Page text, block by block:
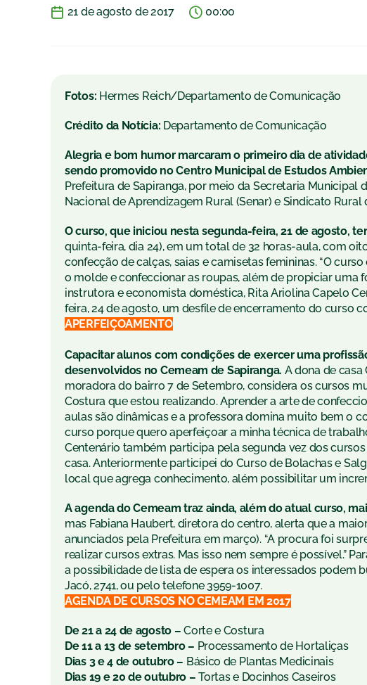
21 de agosto de 2017
00:00
Fotos: Hermes Reich/Departamento de Comunicação
Crédito da Notícia: Departamento de Comunicação
Alegria e bom humor marcaram o primeiro dia de
sendo promovido no Centro Municipal de Estudos
Prefeitura de Sapiranga, por meio da Secretaria Municipal
Nacional de Aprendizagem Rural (Senar) e Sindicato Rural
O curso, que iniciou nesta segunda-feira, 21 de agosto,
quinta-feira, dia 24), em um total de 32 horas-aula, com
confecção de calças, saias e camisetas femininas. “O
o molde e confeccionar as roupas, além de propiciar uma
instrutora e economista doméstica, Rita Ariolina Capelo
feira, 24 de agosto, um desfile de encerramento do curso
APERFEIÇOAMENTO
Capacitar alunos com condições de exercer uma
desenvolvidos no Cemeam de Sapiranga. A dona de casa
moradora do bairro 7 de Setembro, considera os cursos
Costura que estou realizando. Aprender a arte de
aulas são dinâmicas e a professora domina muito bem o
curso porque quero aperfeiçoar a minha técnica de
Centenário também participa pela segunda vez dos
casa. Anteriormente participei do Curso de Bolachas e
local que agrega conhecimento, além possibilitar um
A agenda do Cemeam traz ainda, além do atual curso,
mas Fabiana Haubert, diretora do centro, alerta que a
anunciados pela Prefeitura em março). “A procura foi
realizar cursos extras. Mas isso nem sempre é possível.”
a possibilidade de lista de espera os interessados podem
Jacó, 2741, ou pelo telefone 3959-1007.
AGENDA DE CURSOS NO CEMEAM EM 2017
De 21 a 24 de agosto – Corte e Costura
De 11 a 13 de setembro – Processamento de Hortaliças
Dias 3 e 4 de outubro – Básico de Plantas Medicinais
Dias 19 e 20 de outubro – Tortas e Docinhos Caseiros